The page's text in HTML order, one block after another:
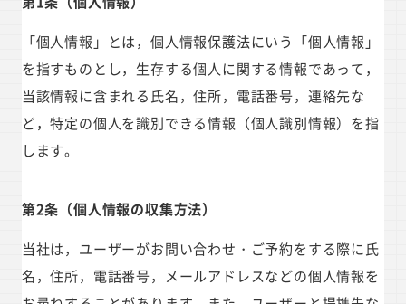
「個人情報」とは，個人情報保護法にいう「個人情報」
を指すものとし，生存する個人に関する情報であって，
当該情報に含まれる氏名，住所，電話番号，連絡先な
ど，特定の個人を識別できる情報（個人識別情報）を指
します。
第2条（個人情報の収集方法）
当社は，ユーザーがお問い合わせ・ご予約をする際に氏
名，住所，電話番号，メールアドレスなどの個人情報を